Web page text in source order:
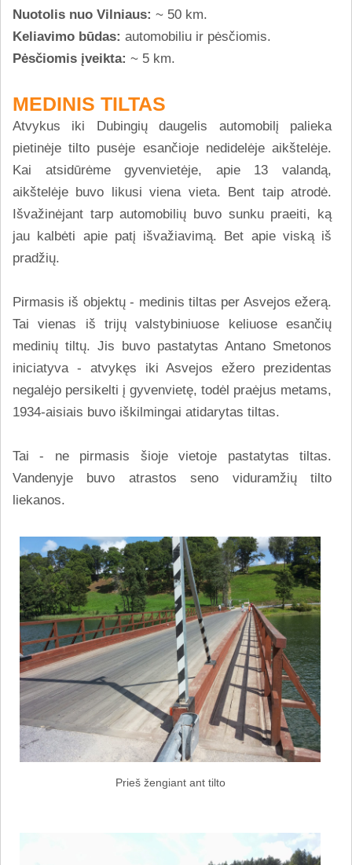
Nuotolis nuo Vilniaus: ~ 50 km.
Keliavimo būdas: automobiliu ir pėsčiomis.
Pėsčiomis įveikta: ~ 5 km.
MEDINIS TILTAS
Atvykus iki Dubingių daugelis automobilį palieka
pietinėje tilto pusėje esančioje nedidelėje aikštelėje.
Kai atsidūrėme gyvenvietėje, apie 13 valandą,
aikštelėje buvo likusi viena vieta. Bent taip atrodė.
Išvažinėjant tarp automobilių buvo sunku praeiti, ką
jau kalbėti apie patį išvažiavimą. Bet apie viską iš
pradžių.
Pirmasis iš objektų - medinis tiltas per Asvejos ežerą.
Tai vienas iš trijų valstybiniuose keliuose esančių
medinių tiltų. Jis buvo pastatytas Antano Smetonos
iniciatyva - atvykęs iki Asvejos ežero prezidentas
negalėjo persikelti į gyvenvietę, todėl praėjus metams,
1934-aisiais buvo iškilmingai atidarytas tiltas.
Tai - ne pirmasis šioje vietoje pastatytas tiltas.
Vandenyje buvo atrastos seno viduramžių tilto
liekanos.
Prieš žengiant ant tilto